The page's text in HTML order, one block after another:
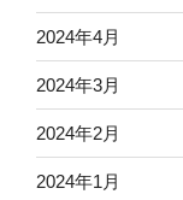
2024年4月
2024年3月
2024年2月
2024年1月